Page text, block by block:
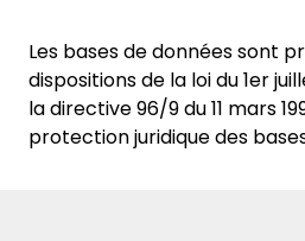
Les bases de données sont
dispositions de la loi du 1er
la directive 96/9 du 11 mars
protection juridique des